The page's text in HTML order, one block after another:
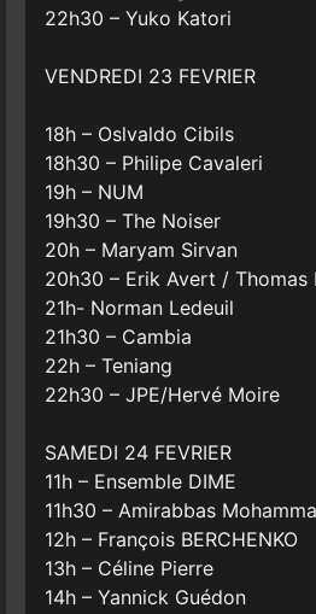
22h30 – Yuko Katori
VENDREDI 23 FEVRIER
18h – Oslvaldo Cibils
18h30 – Philipe Cavaleri
19h – NUM
19h30 – The Noiser
20h – Maryam Sirvan
20h30 – Erik Avert / Thomas
21h- Norman Ledeuil
21h30 – Cambia
22h – Teniang
22h30 – JPE/Hervé Moire
SAMEDI 24 FEVRIER
11h – Ensemble DIME
11h30 – Amirabbas
12h – François BERCHENKO
13h – Céline Pierre
14h – Yannick Guédon